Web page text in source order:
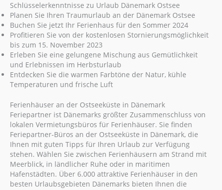
Schlüsselerkenntnisse zu Urlaub Dänemark Ostsee
Planen Sie Ihren Traumurlaub an der Dänemark Ostsee
Buchen Sie jetzt Ihr Ferienhaus für den Sommer 2024
Profitieren Sie von der kostenlosen Stornierungsmöglichkeit
bis zum 15. November 2023
Erleben Sie eine gelungene Mischung aus Gemütlichkeit
und Erlebnissen im Herbsturlaub
Entdecken Sie die warmen Farbtöne der Natur, kühle
Temperaturen und frische Luft
Ferienhäuser an der Ostseeküste in Dänemark
Feriepartner ist Dänemarks größter Zusammenschluss von
lokalen Vermietungsbüros für Ferienhäuser. Sie finden
Feriepartner-Büros an der Ostseeküste in Dänemark, die
Ihnen mit guten Tipps für Ihren Urlaub zur Verfügung
stehen. Wählen Sie zwischen Ferienhäusern am Strand mit
Meerblick, in ländlicher Ruhe oder in maritimen
Hafenstädten. Über 6.000 attraktive Ferienhäuser in den
besten Urlaubsgebieten Dänemarks bieten Ihnen die